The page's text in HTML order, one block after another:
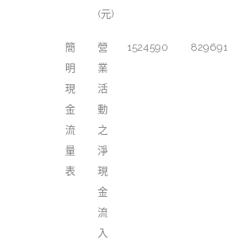
(元)
簡
明
現
金
流
量
表
營
業
活
動
之
淨
現
金
流
入
1524590 829691